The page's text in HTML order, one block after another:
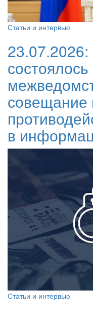
Статьи и интервью
23.07.2026:
состоялось
совещание
в
Статьи и интервью